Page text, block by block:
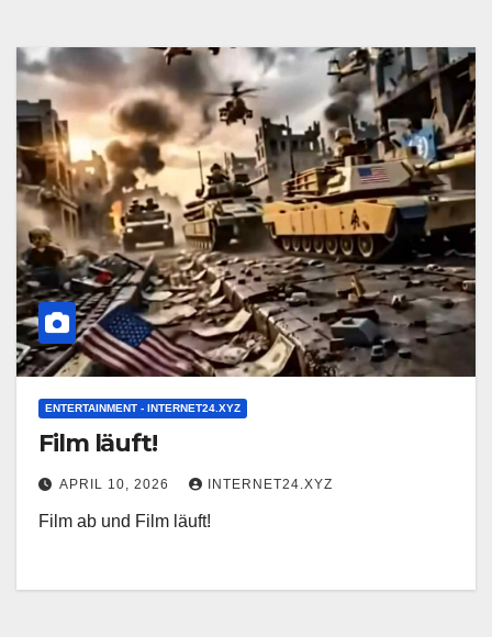
ENTERTAINMENT - INTERNET24.XYZ
Film läuft!
APRIL 10, 2026 INTERNET24.XYZ
Film ab und Film läuft!